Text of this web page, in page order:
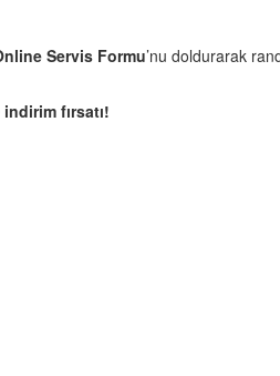
Servis Formu’nu doldurarak
fırsatı!